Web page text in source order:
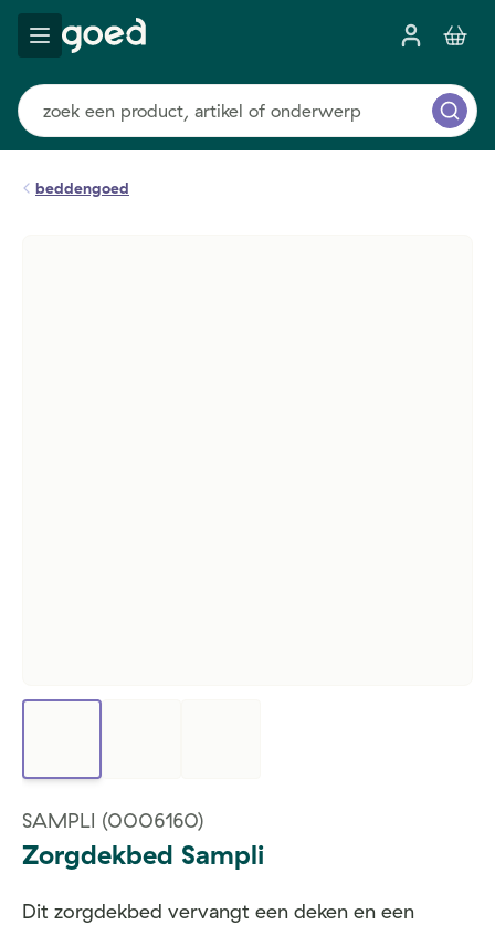
beddengoed
SAMPLI (0006160)
Zorgdekbed Sampli
Dit zorgdekbed vervangt een deken en een